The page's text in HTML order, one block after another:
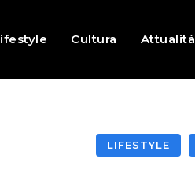
Cultura Attualità
LIFESTYLE